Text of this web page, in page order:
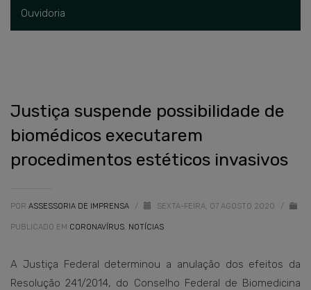
Ouvidoria
Justiça suspende possibilidade de
biomédicos executarem
procedimentos estéticos invasivos
POR ASSESSORIA DE IMPRENSA / SEXTA-FEIRA, 07 AGOSTO 2020 /
PUBLICADO EM CORONAVÍRUS, NOTÍCIAS
A Justiça Federal determinou a anulação dos efeitos da
Resolução 241/2014, do Conselho Federal de Biomedicina